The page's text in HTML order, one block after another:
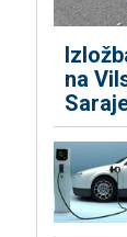
na